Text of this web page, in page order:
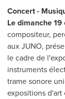
Concert -
Le dimanche
compositeur,
aux JUNO,
le cadre de
instruments
trame sonore
expositions